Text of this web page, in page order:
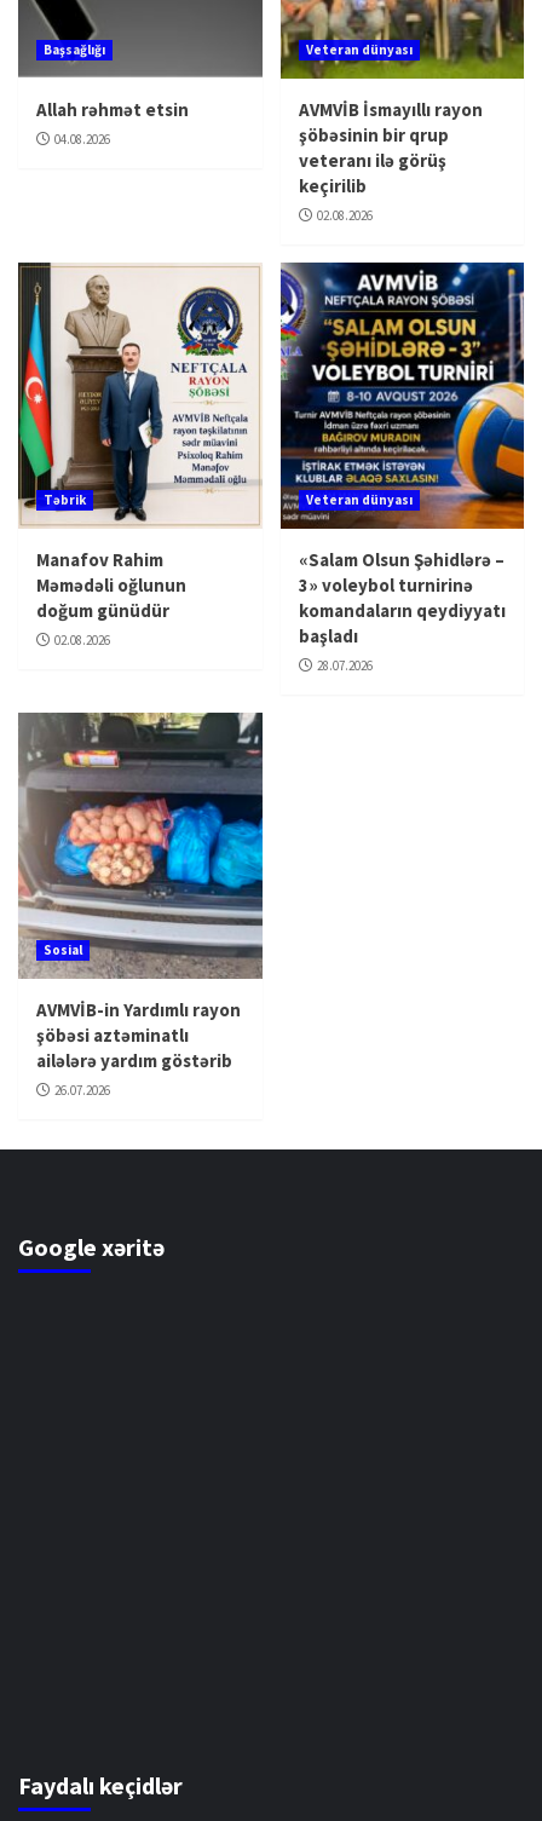
Başsağlığı
Allah rəhmət etsin
04.08.2026
Veteran dünyası
AVMVİB İsmayıllı rayon
şöbəsinin bir qrup
veteranı ilə görüş
keçirilib
02.08.2026
Təbrik
Manafov Rahim
Məmədəli oğlunun
doğum günüdür
02.08.2026
Veteran dünyası
«Salam Olsun Şəhidlərə –
3» voleybol turnirinə
komandaların qeydiyyatı
başladı
28.07.2026
Sosial
AVMVİB-in Yardımlı rayon
şöbəsi aztəminatlı
ailələrə yardım göstərib
26.07.2026
Google xəritə
Faydalı keçidlər